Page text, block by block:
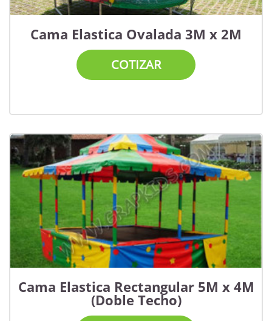
Cama Elastica Ovalada 3M x 2M
COTIZAR
Cama Elastica Rectangular 5M x 4M
(Doble Techo)